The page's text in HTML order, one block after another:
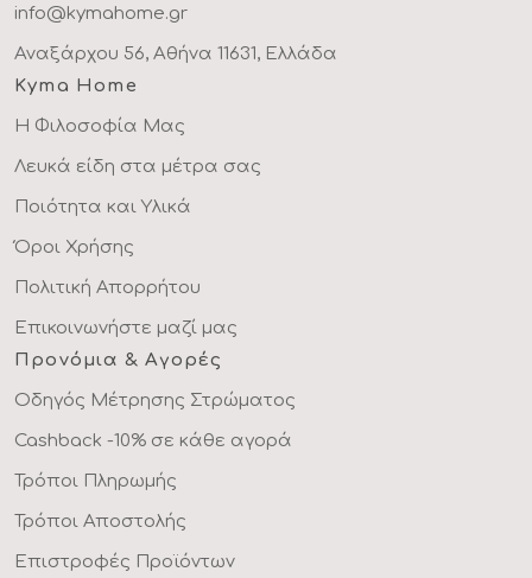
info@kymahome.gr
Αναξάρχου 56, Αθήνα 11631, Ελλάδα
Kyma Home
Η Φιλοσοφία Μας
Λευκά είδη στα μέτρα σας
Ποιότητα και Υλικά
Όροι Χρήσης
Πολιτική Απορρήτου
Επικοινωνήστε μαζί μας
Προνόμια & Αγορές
Οδηγός Μέτρησης Στρώματος
Cashback -10% σε κάθε αγορά
Τρόποι Πληρωμής
Τρόποι Αποστολής
Επιστροφές Προϊόντων